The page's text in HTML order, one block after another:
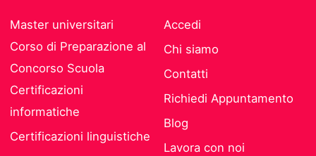
Master universitari
Corso di Preparazione al
Concorso Scuola
Certificazioni
informatiche
Certificazioni linguistiche
Accedi
Chi siamo
Contatti
Richiedi Appuntamento
Blog
Lavora con noi